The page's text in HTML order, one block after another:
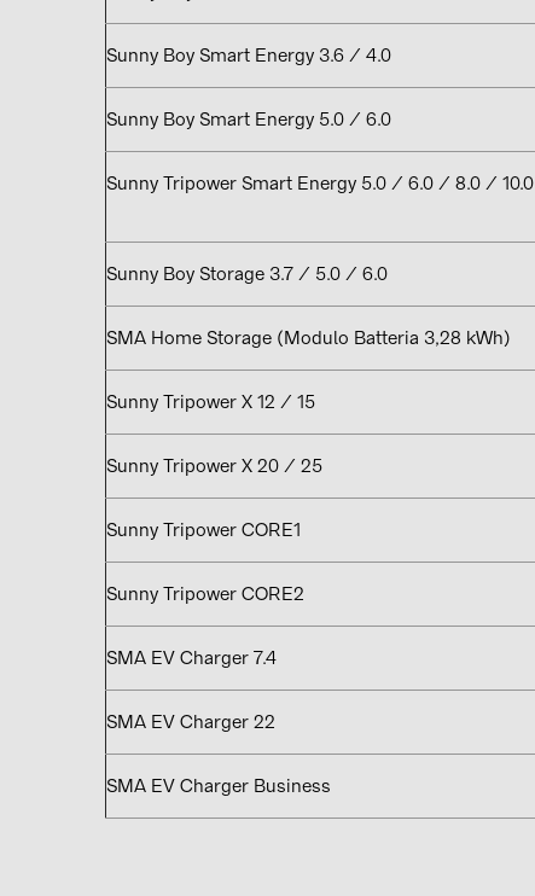
Sunny Boy Smart Energy 3.6 / 4.0
Sunny Boy Smart Energy 5.0 / 6.0
Sunny Tripower Smart Energy 5.0 / 6.0 / 8.0 / 10.0
Sunny Boy Storage 3.7 / 5.0 / 6.0
SMA Home Storage (Modulo Batteria 3,28 kWh)
Sunny Tripower X 12 / 15
Sunny Tripower X 20 / 25
Sunny Tripower CORE1
Sunny Tripower CORE2
SMA EV Charger 7.4
SMA EV Charger 22
SMA EV Charger Business